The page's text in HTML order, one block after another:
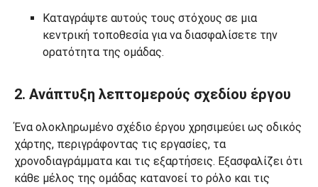
Καταγράψτε αυτούς τους στόχους σε μια
κεντρική τοποθεσία για να διασφαλίσετε την
ορατότητα της ομάδας.
2. Ανάπτυξη λεπτομερούς σχεδίου έργου
Ένα ολοκληρωμένο σχέδιο έργου χρησιμεύει ως οδικός
χάρτης, περιγράφοντας τις εργασίες, τα
χρονοδιαγράμματα και τις εξαρτήσεις. Εξασφαλίζει ότι
κάθε μέλος της ομάδας κατανοεί το ρόλο και τις